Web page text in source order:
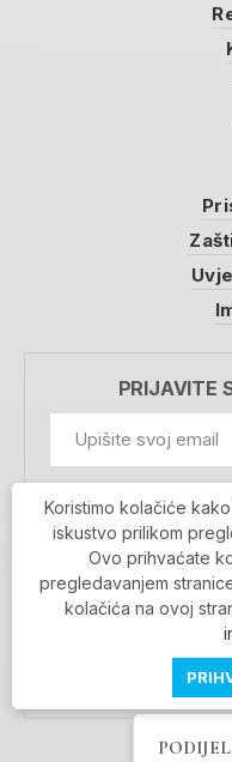
PRIJAVITE
Prihvaćam da se
podataka i koriste u
newslettera
Koristimo kolačiće
iskustvo prilikom
Ovo prihvaćate
pregledavanjem
kolačića na ovoj